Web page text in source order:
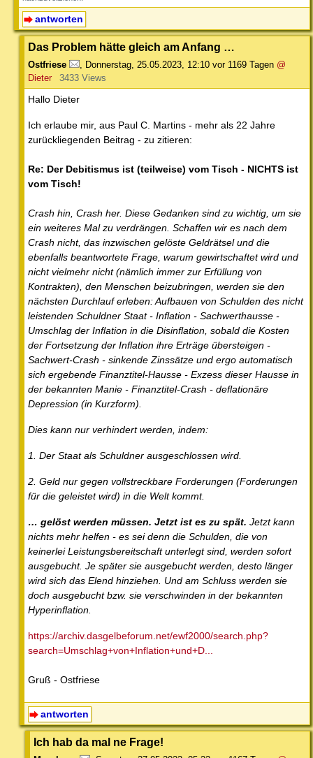
antworten
Das Problem hätte gleich am Anfang …
Ostfriese Donnerstag, 25.05.2023, 12:10 vor 1169 Tagen @
Dieter
3433 Views
Hallo Dieter
Ich erlaube mir, aus Paul C. Martins - mehr als 22 Jahre
zurückliegenden Beitrag - zu zitieren:
Re: Der Debitismus ist (teilweise) vom Tisch - NICHTS ist
vom Tisch!
Crash hin, Crash her. Diese Gedanken sind zu wichtig, um sie
ein weiteres Mal zu verdrängen. Schaffen wir es nach dem
Crash nicht, das inzwischen gelöste Geldrätsel und die
ebenfalls beantwortete Frage, warum gewirtschaftet wird und
nicht vielmehr nicht (nämlich immer zur Erfüllung von
Kontrakten), den Menschen beizubringen, werden sie den
nächsten Durchlauf erleben: Aufbauen von Schulden des nicht
leistenden Schuldner Staat - Inflation - Sachwerthausse -
Umschlag der Inflation in die Disinflation, sobald die Kosten
der Fortsetzung der Inflation ihre Erträge übersteigen -
Sachwert-Crash - sinkende Zinssätze und ergo automatisch
sich ergebende Finanztitel-Hausse - Exzess dieser Hausse in
der bekannten Manie - Finanztitel-Crash - deflationäre
Depression (in Kurzform).
Dies kann nur verhindert werden, indem:
1. Der Staat als Schuldner ausgeschlossen wird.
2. Geld nur gegen vollstreckbare Forderungen (Forderungen
für die geleistet wird) in die Welt kommt.
… gelöst werden müssen. Jetzt ist es zu spät. Jetzt kann
nichts mehr helfen - es sei denn die Schulden, die von
keinerlei Leistungsbereitschaft unterlegt sind, werden sofort
ausgebucht. Je später sie ausgebucht werden, desto länger
wird sich das Elend hinziehen. Und am Schluss werden sie
doch ausgebucht bzw. sie verschwinden in der bekannten
Hyperinflation.
https://archiv.dasgelbeforum.net/ewf2000/search.php?
search=Umschlag+von+Inflation+und+D...
Gruß - Ostfriese
antworten
Ich hab da mal ne Frage!